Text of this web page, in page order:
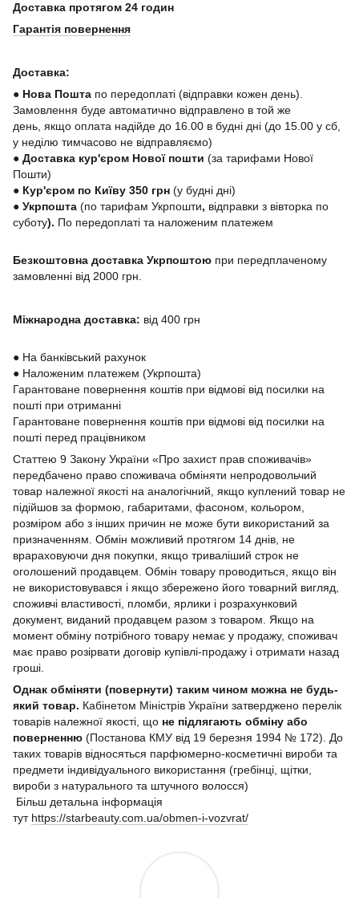
Доставка протягом 24 годин
Гарантія повернення
Доставка:
● Нова Пошта по передоплаті (відправки кожен день).
Замовлення буде автоматично відправлено в той же
день, якщо оплата надійде до 16.00 в будні дні (до 15.00 у сб,
у неділю тимчасово не відправляємо)
● Доставка кур'єром Нової пошти (за тарифами Нової
Пошти)
● Кур'єром по Київу 350 грн (у будні дні)
● Укрпошта (по тарифам Укрпошти, відправки з вівторка по
суботу). По передоплаті та наложеним платежем
Безкоштовна доставка Укрпоштою при передплаченому
замовленні від 2000 грн.
Міжнародна доставка: від 400 грн
● На банківський рахунок
● Наложеним платежем (Укрпошта)
Гарантоване повернення коштів при відмові від посилки на
пошті при отриманні
Гарантоване повернення коштів при відмові від посилки на
пошті перед працівником
Статтею 9 Закону України «Про захист прав споживачів»
передбачено право споживача обміняти непродовольчий
товар належної якості на аналогічний, якщо куплений товар не
підійшов за формою, габаритами, фасоном, кольором,
розміром або з інших причин не може бути використаний за
призначенням. Обмін можливий протягом 14 днів, не
врараховуючи дня покупки, якщо триваліший строк не
оголошений продавцем. Обмін товару проводиться, якщо він
не використовувався і якщо збережено його товарний вигляд,
споживчі властивості, пломби, ярлики і розрахунковий
документ, виданий продавцем разом з товаром. Якщо на
момент обміну потрібного товару немає у продажу, споживач
має право розірвати договір купівлі-продажу і отримати назад
гроші.
Однак обміняти (повернути) таким чином можна не будь-
який товар. Кабінетом Міністрів України затверджено перелік
товарів належної якості, що не підлягають обміну або
поверненню (Постанова КМУ від 19 березня 1994 № 172). До
таких товарів відносяться парфюмерно-косметичні вироби та
предмети індивідуального використання (гребінці, щітки,
вироби з натурального та штучного волосся)
Більш детальна інформація
тут https://starbeauty.com.ua/obmen-i-vozvrat/